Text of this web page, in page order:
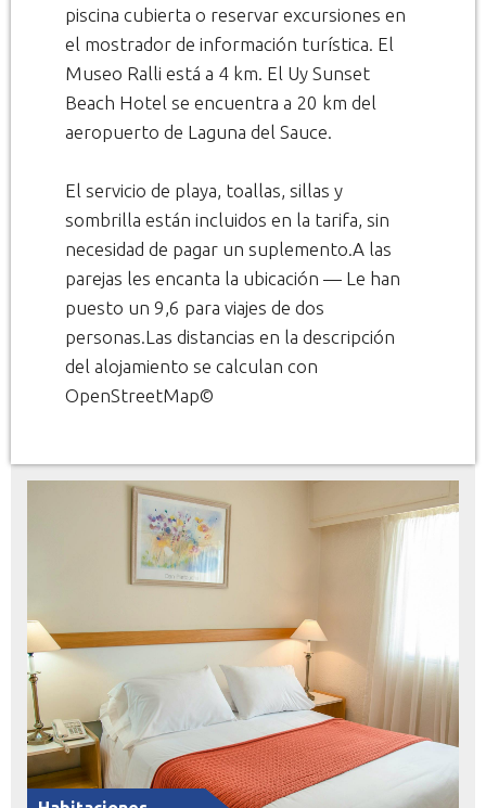
piscina cubierta o reservar excursiones en
el mostrador de información turística. El
Museo Ralli está a 4 km. El Uy Sunset
Beach Hotel se encuentra a 20 km del
aeropuerto de Laguna del Sauce.
El servicio de playa, toallas, sillas y
sombrilla están incluidos en la tarifa, sin
necesidad de pagar un suplemento.A las
parejas les encanta la ubicación — Le han
puesto un 9,6 para viajes de dos
personas.Las distancias en la descripción
del alojamiento se calculan con
OpenStreetMap©